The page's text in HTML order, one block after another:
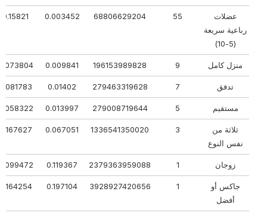
عضلات
رباعية سريعة
55
68806629204
0.003452
0.15821
منزل كامل 196153989828
0.009841
0.073804
تدفق 279463319628
0.01402
0.081783
مستقيم 279008719644
0.013997
0.058322
ثلاثة من
نفس النوع
1336541350020
0.067051
0.167627
زوجان 2379363959088
0.119367
0.099472
جاكس أو
أفضل
3928927420656
0.197104
0.164254